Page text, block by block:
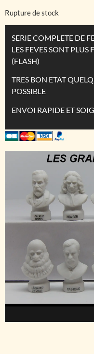
Rupture de stock
SERIE COMPLETE DE
LES FEVES SONT
(FLASH)
TRES BON ETAT
POSSIBLE
ENVOI RAPIDE ET